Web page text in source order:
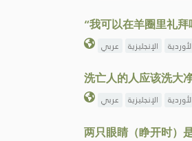
“我可以在羊圈里礼
عربي الإنجليزية الأوردية
洗亡人的人应该洗大
عربي الإنجليزية الأوردية
两只眼睛（睁开时）